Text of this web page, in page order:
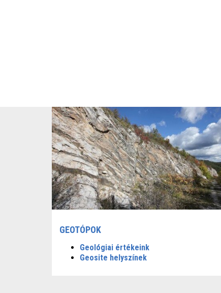
GEOTÓPOK
Geológiai értékeink
Geosite helyszínek